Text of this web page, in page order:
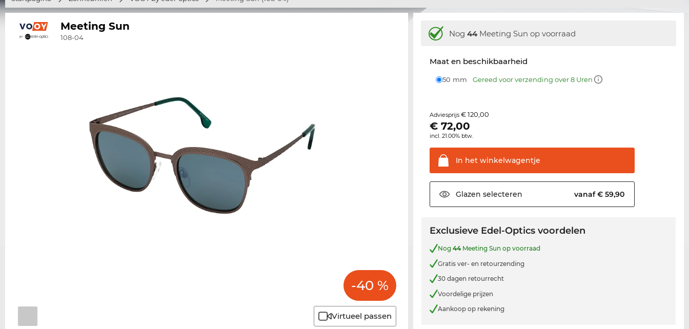
Meeting Sun
108-04
-40 %
Virtueel passen
Nog44Meeting Sun op voorraad
Maat en beschikbaarheid
50 mm Gereed voor verzending over 8 Uren
Adviesprijs€ 120,00
€72,00
incl. 21.00% btw.
In het winkelwagentje
Glazen selecteren vanaf € 59,90
Exclusieve Edel-Optics voordelen
Nog44Meeting Sun op voorraad
Gratis ver- en retourzending
30 dagen retourrecht
Voordelige prijzen
Aankoop op rekening